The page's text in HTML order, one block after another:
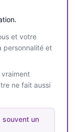
et votre
personnalité et
ne fait aussi
souvent un